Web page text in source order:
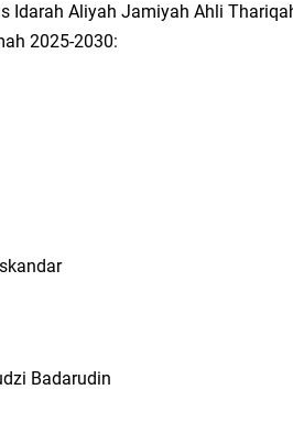
Idarah Aliyah Jamiyah Ahli
2025-2030:
Badarudin